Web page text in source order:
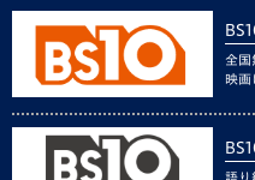
全国
映画
語り